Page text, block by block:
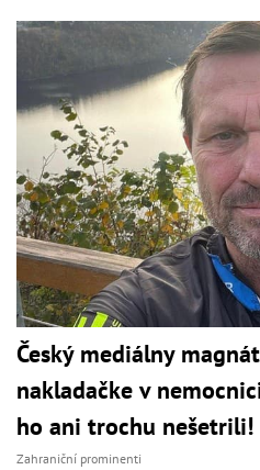
Český mediálny
nakladačke v
ho ani trochu nešetrili!
Zahraniční prominenti